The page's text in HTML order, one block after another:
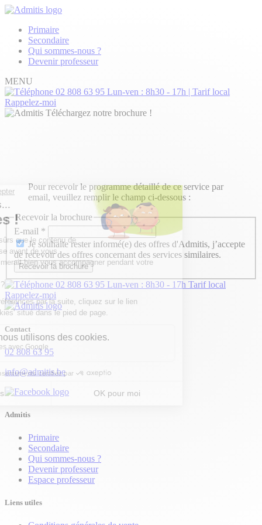
Primaire
Secondaire
Qui sommes-nous ?
Devenir professeur
MENU
02 808 63 95 Lun-ven : 8h30 - 17h | Tarif local
Rappelez-moi
Pour recevoir le programme détaillé de ce service par
email, veuillez remplir le champ ci-dessous :
Recevoir la brochure
E-mail *
Je souhaite rester informé(e) des offres d'Admitis, j’accepte
de recevoir des offres concernant des services similaires.
Recevoir la brochure
02 808 63 95 Lun-ven : 8h30 - 17h Tarif local
Rappelez-moi
Contact
02 808 63 95
info@admitis.be
Admitis
Primaire
Secondaire
Qui sommes-nous ?
Devenir professeur
Espace professeur
Liens utiles